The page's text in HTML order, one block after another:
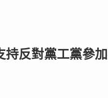
持反對黨工黨參